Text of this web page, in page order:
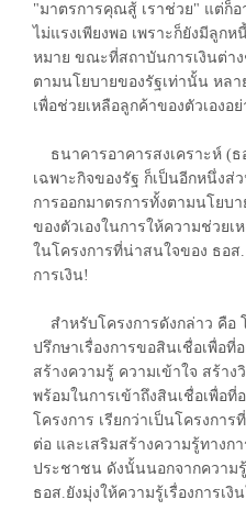
"มาตรการคุณสู้ เราช่วย" แต่ก็อ
ไม่แรงเพียงพอ เพราะก็ยังมีลูก
หมาย ขณะที่สถาบันการเงินต่าง
ตามนโยบายของรัฐเท่านั้น หลา
เพื่อช่วยเหลือลูกค้าของตัวเองอย่
ธนาคารอาคารสงเคราะห์ (ธ
เฉพาะกิจของรัฐ ก็เป็นอีกหนึ่งส่
การออกมาตรการทั้งตามนโยบ
ของตัวเองในการให้ความช่วย
ในโครงการที่น่าสนใจของ ธอส
การเงิน!
สำหรับโครงการดังกล่าว คือ
ปรึกษาเรื่องการขอสินเชื่อเพื่อที่
สร้างความรู้ ความเข้าใจ สร้าง
พร้อมในการเข้าถึงสินเชื่อเพื่อที่
โครงการ เรียกว่าเป็นโครงการ
ต่อ และเสริมสร้างความรู้ทางกา
ประชาชน ดังนั้นนอกจากความ
ธอส.ยังมุ่งให้ความรู้เรื่องการเ